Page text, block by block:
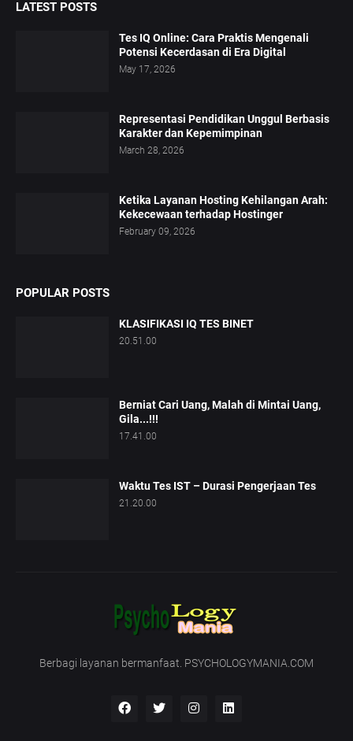
LATEST POSTS
Tes IQ Online: Cara Praktis Mengenali
Potensi Kecerdasan di Era Digital
May 17, 2026
Representasi Pendidikan Unggul Berbasis
Karakter dan Kepemimpinan
March 28, 2026
Ketika Layanan Hosting Kehilangan Arah:
Kekecewaan terhadap Hostinger
February 09, 2026
POPULAR POSTS
KLASIFIKASI IQ TES BINET
20.51.00
Berniat Cari Uang, Malah di Mintai Uang,
Gila...!!!
17.41.00
Waktu Tes IST – Durasi Pengerjaan Tes
21.20.00
Berbagi layanan bermanfaat. PSYCHOLOGYMANIA.COM